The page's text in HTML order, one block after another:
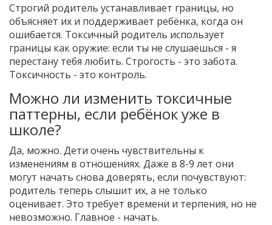
Строгий родитель устанавливает границы, но
объясняет их и поддерживает ребёнка, когда он
ошибается. Токсичный родитель использует
границы как оружие: если ты не слушаешься - я
перестану тебя любить. Строгость - это забота.
Токсичность - это контроль.
Можно ли изменить токсичные
паттерны, если ребёнок уже в
школе?
Да, можно. Дети очень чувствительны к
изменениям в отношениях. Даже в 8-9 лет они
могут начать снова доверять, если почувствуют:
родитель теперь слышит их, а не только
оценивает. Это требует времени и терпения, но не
невозможно. Главное - начать.